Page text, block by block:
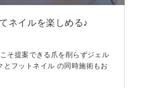
ネイルを楽しめる♪
そ提案できる爪を削らずジェル
フットネイル の同時施術もお